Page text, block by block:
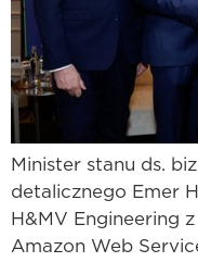
Minister stanu ds.
detalicznego Emer
H&MV Engineering
Amazon Web